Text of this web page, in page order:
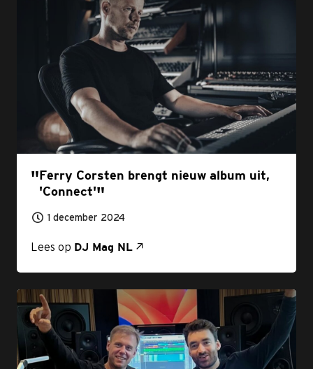
Ferry Corsten brengt nieuw album uit,
'Connect'
1 december 2024
Lees op DJ Mag NL